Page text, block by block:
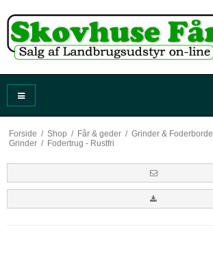
Forside / Shop / Får & geder / Grinder & Foderborde
Grinder / Fodertrug - Rustfri